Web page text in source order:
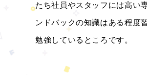
たち社員やスタッフには高い
ンドバックの知識はある程度
勉強しているところです。